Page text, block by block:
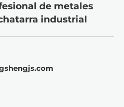
de grabado
de metales
industrial